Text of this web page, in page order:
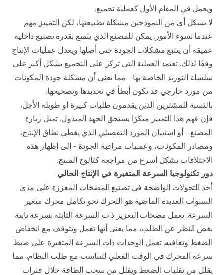
ويعمل في المقام الأول كعملية تجميع.
لا يشكل أي من النموذجين مشكلة بطبيعتها، لكن التمييز مهم
عندما تسوء الأمور. يمكن للمصنع الذي يتمتع بقدرة تصنيع داخلية
عميقة أن يتتبع مشكلات الجودة حتى أصلها ويعدل عمليات الإنتاج
وفقًا لذلك. تعتمد العملية التي تركز على التجميع بشكل أكبر على
سلسلة التوريد الخاصة بها - مما يعني أن مشكلة جودة المكونات
من مورد خارجي قد تكون أبطأ في تحديدها وتصحيحها.
بالنسبة للمشترين الذين يقدمون طلبات كبيرة أو طويلة الأجل،
فإن فهم هذا التمييز مبكرًا يستحق الجهد المبذول. تميل زيارة
المصنع - أو استبيان المورد التفصيلي الذي يغطي نطاق الإنتاج،
ومصادر المكونات، وعمليات مراقبة الجودة - إلى إظهار هذه
الاختلافات بشكل أسرع من مراجعة كتالوج المنتج.
دور تكنولوجيا السرعة المتغيرة في الإنتاج الحالي
أحد التحولات الواضحة في تصنيع المضخات المعززة على مدى
السنوات العديدة الماضية هو التحرك نحو تكامل محرك متغير
السرعة. تعمل مضخات التعزيز ذات السرعة الثابتة بسرعة ثابتة
بغض النظر عن الطلب، مما يعني أنها تعمل وتتوقف مع انخفاض
الضغط وتعافيه. تعمل الوحدات ذات السرعة المتغيرة على ضبط
سرعة المحرك في الوقت الفعلي لتتناسب مع طلب النظام، مما
يقلل من تقلبات الضغط ويقلل من سحب الطاقة خلال فترات